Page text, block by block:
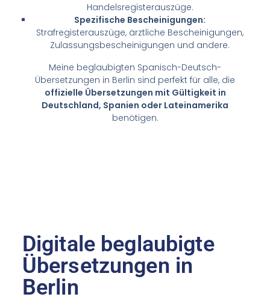
Handelsregisterauszüge.
Spezifische Bescheinigungen:
Strafregisterauszüge, ärztliche Bescheinigungen,
Zulassungsbescheinigungen und andere.
Meine beglaubigten Spanisch-Deutsch-
Übersetzungen in Berlin sind perfekt für alle, die
offizielle Übersetzungen mit Gültigkeit in
Deutschland, Spanien oder Lateinamerika
benötigen.
Digitale beglaubigte
Übersetzungen in
Berlin